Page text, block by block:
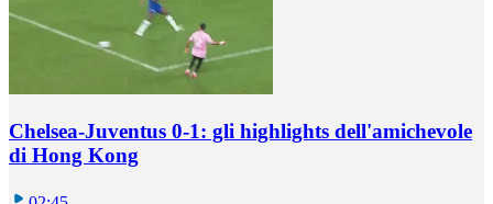
Chelsea-Juventus 0-1: gli highlights dell'amichevole
di Hong Kong